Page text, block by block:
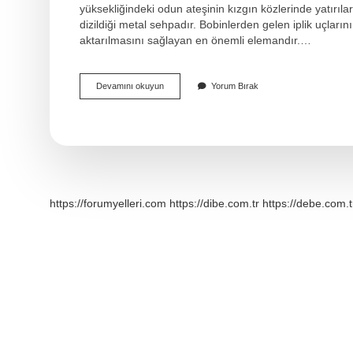
yüksekliğindeki odun ateşinin kızgın közlerinde
dizildiği metal sehpadır. Bobinlerden gelen iplik
aktarılmasını sağlayan en önemli elemandır.…
Devamını okuyunÇağlık
Ne
Yorum Bırak
https://forumyelleri.com https://dibe.com.tr https://